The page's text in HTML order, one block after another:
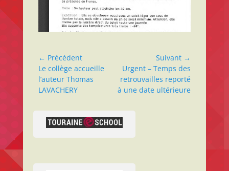
← Précédent
Le collège accueille
l’auteur Thomas
LAVACHERY
Suivant →
Urgent – Temps des
retrouvailles reporté
à une date ultérieure